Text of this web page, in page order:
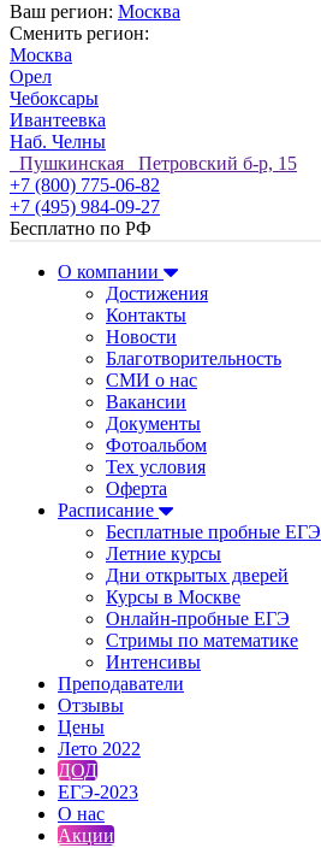
Ваш регион: Москва
Сменить регион:
Москва
Орел
Чебоксары
Ивантеевка
Наб. Челны
Пушкинская Петровский б-р, 15
+7 (800) 775-06-82
+7 (495) 984-09-27
Бесплатно по РФ
О компании
Достижения
Контакты
Новости
Благотворительность
СМИ о нас
Вакансии
Документы
Фотоальбом
Тех условия
Оферта
Расписание
Бесплатные пробные ЕГЭ
Летние курсы
Дни открытых дверей
Курсы в Москве
Онлайн-пробные ЕГЭ
Стримы по математике
Интенсивы
Преподаватели
Отзывы
Цены
Лето 2022
ДОД
ЕГЭ-2023
О нас
Акции